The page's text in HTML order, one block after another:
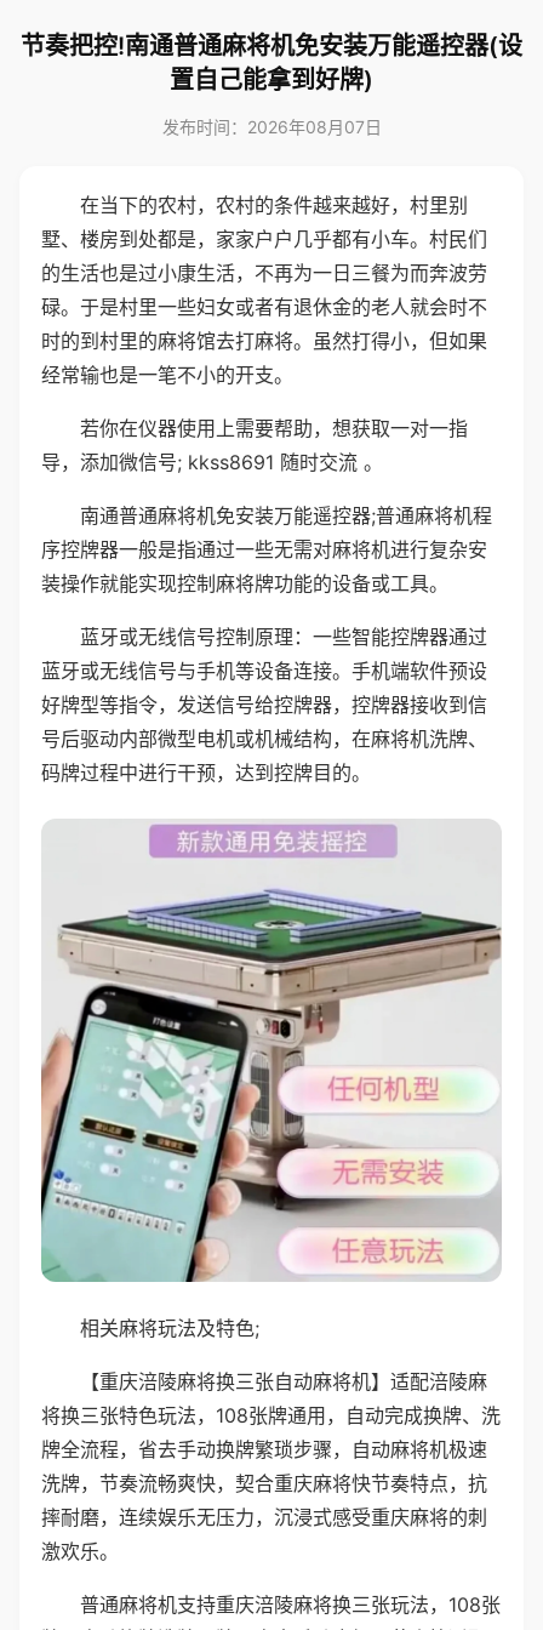
节奏把控!南通普通麻将机免安装万能遥控器(设
置自己能拿到好牌)
发布时间：2026年08月07日
在当下的农村，农村的条件越来越好，村里别
墅、楼房到处都是，家家户户几乎都有小车。村民们
的生活也是过小康生活，不再为一日三餐为而奔波劳
碌。于是村里一些妇女或者有退休金的老人就会时不
时的到村里的麻将馆去打麻将。虽然打得小，但如果
经常输也是一笔不小的开支。
若你在仪器使用上需要帮助，想获取一对一指
导，添加微信号; kkss8691 随时交流 。
南通普通麻将机免安装万能遥控器;普通麻将机程
序控牌器一般是指通过一些无需对麻将机进行复杂安
装操作就能实现控制麻将牌功能的设备或工具。
蓝牙或无线信号控制原理：一些智能控牌器通过
蓝牙或无线信号与手机等设备连接。手机端软件预设
好牌型等指令，发送信号给控牌器，控牌器接收到信
号后驱动内部微型电机或机械结构，在麻将机洗牌、
码牌过程中进行干预，达到控牌目的。
相关麻将玩法及特色;
【重庆涪陵麻将换三张自动麻将机】适配涪陵麻
将换三张特色玩法，108张牌通用，自动完成换牌、洗
牌全流程，省去手动换牌繁琐步骤，自动麻将机极速
洗牌，节奏流畅爽快，契合重庆麻将快节奏特点，抗
摔耐磨，连续娱乐无压力，沉浸式感受重庆麻将的刺
激欢乐。
普通麻将机支持重庆涪陵麻将换三张玩法，108张